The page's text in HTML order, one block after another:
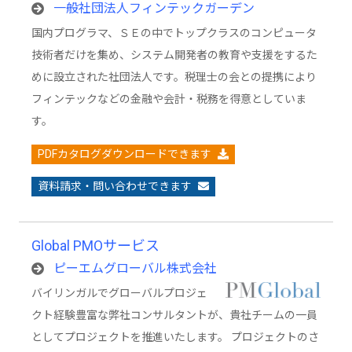
一般社団法人フィンテックガーデン
国内プログラマ、ＳＥの中でトップクラスのコンピュータ
技術者だけを集め、システム開発者の教育や支援をするた
めに設立された社団法人です。税理士の会との提携により
フィンテックなどの金融や会計・税務を得意としていま
す。
PDFカタログダウンロードできます
資料請求・問い合わせできます
Global PMOサービス
ピーエムグローバル株式会社
バイリンガルでグローバルプロジェ
クト経験豊富な弊社コンサルタントが、貴社チームの一員
としてプロジェクトを推進いたします。 プロジェクトのさ